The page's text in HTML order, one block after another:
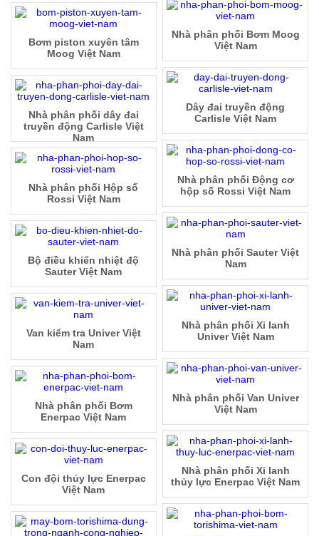
Nhà phân phối Bơm Moog
Việt Nam
Bơm piston xuyên tâm
Moog Việt Nam
Dây đai truyền động
Carlisle Việt Nam
Nhà phân phối dây đai
truyền động Carlisle Việt
Nam
Nhà phân phối Động cơ
hộp số Rossi Việt Nam
Nhà phân phối Hộp số
Rossi Việt Nam
Nhà phân phối Sauter Việt
Nam
Bộ điều khiển nhiệt độ
Sauter Việt Nam
Nhà phân phối Xi lanh
Univer Việt Nam
Van kiểm tra Univer Việt
Nam
Nhà phân phối Van Univer
Việt Nam
Nhà phân phối Bơm
Enerpac Việt Nam
Nhà phân phối Xi lanh
thủy lực Enerpac Việt Nam
Con đội thủy lực Enerpac
Việt Nam